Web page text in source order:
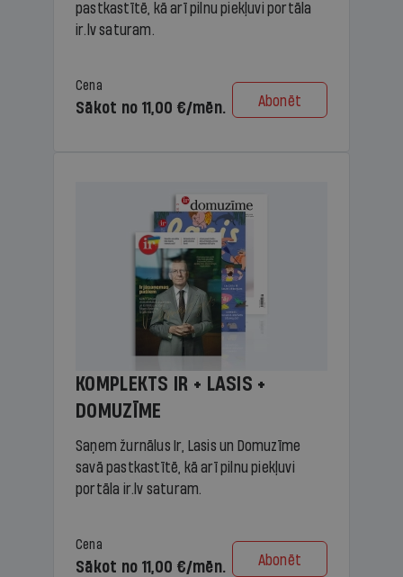
pastkastītē, kā arī pilnu piekļuvi portāla
ir.lv saturam.
Cena
Sākot no 11,00 €/mēn. Abonēt
KOMPLEKTS IR + LASIS +
DOMUZĪME
Saņem žurnālus Ir, Lasis un Domuzīme
savā pastkastītē, kā arī pilnu piekļuvi
portāla ir.lv saturam.
Cena
Sākot no 11,00 €/mēn. Abonēt